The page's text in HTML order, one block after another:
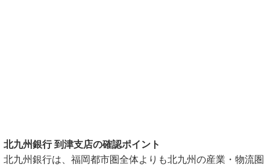
北九州銀行 到津支店の確認ポイント
北九州銀行は、福岡都市圏全体よりも北九州の産業・物流圏